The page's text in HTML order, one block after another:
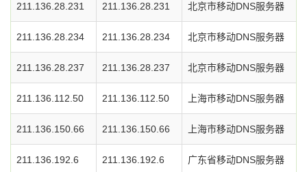
211.136.28.231 211.136.28.231 北京市移动DNS服务器
211.136.28.234 211.136.28.234 北京市移动DNS服务器
211.136.28.237 211.136.28.237 北京市移动DNS服务器
211.136.112.50 211.136.112.50 上海市移动DNS服务器
211.136.150.66 211.136.150.66 上海市移动DNS服务器
211.136.192.6 211.136.192.6 广东省移动DNS服务器